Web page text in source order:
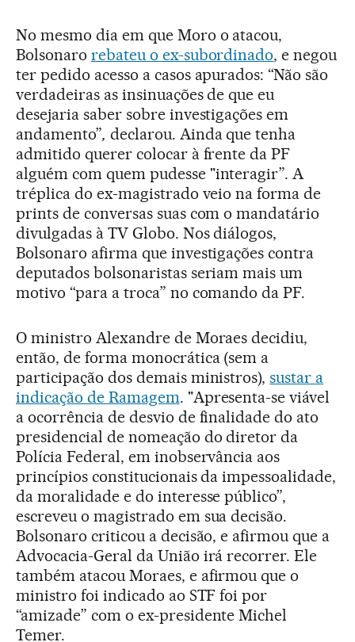
No mesmo dia em que Moro o atacou,
Bolsonaro rebateu o ex-subordinado, e negou
ter pedido acesso a casos apurados: “Não são
verdadeiras as insinuações de que eu
desejaria saber sobre investigações em
andamento”, declarou. Ainda que tenha
admitido querer colocar à frente da PF
alguém com quem pudesse "interagir”. A
tréplica do ex-magistrado veio na forma de
prints de conversas suas com o mandatário
divulgadas à TV Globo. Nos diálogos,
Bolsonaro afirma que investigações contra
deputados bolsonaristas seriam mais um
motivo “para a troca” no comando da PF.
O ministro Alexandre de Moraes decidiu,
então, de forma monocrática (sem a
participação dos demais ministros),sustar a
indicação de Ramagem. "Apresenta-se viável
a ocorrência de desvio de finalidade do ato
presidencial de nomeação do diretor da
Polícia Federal, em inobservância aos
princípios constitucionais da impessoalidade,
da moralidade e do interesse público”,
escreveu o magistrado em sua decisão.
Bolsonaro criticou a decisão, e afirmou que a
Advocacia-Geral da União irá recorrer. Ele
também atacou Moraes, e afirmou que o
ministro foi indicado ao STF foi por
“amizade” com o ex-presidente Michel
Temer.